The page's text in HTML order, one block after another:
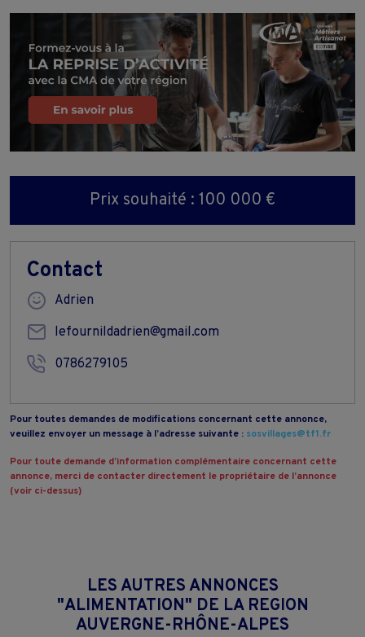
Prix souhaité : 100 000 €
Contact
Adrien
lefournildadrien@gmail.com
0786279105
Pour toutes demandes de modifications concernant cette annonce,
veuillez envoyer un message à l’adresse suivante : sosvillages@tf1.fr
Pour toute demande d’information complémentaire concernant cette
annonce, merci de contacter directement le propriétaire de l’annonce
(voir ci-dessus)
LES AUTRES ANNONCES
"ALIMENTATION" DE LA REGION
AUVERGNE-RHÔNE-ALPES